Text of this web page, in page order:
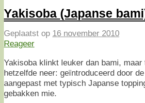
Yakisoba (Japanse
Geplaatst op 16 november 2010
Reageer
Yakisoba klinkt leuker dan bami,
hetzelfde neer: geïntroduceerd door
aangepast met typisch Japanse
gebakken mie.